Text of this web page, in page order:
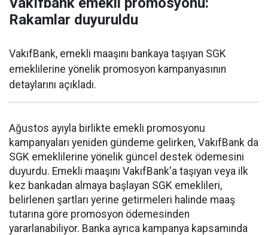
Rakamlar duyuruldu
VakıfBank, emekli maaşını bankaya taşıyan SGK
emeklilerine yönelik promosyon kampanyasının
detaylarını açıkladı.
Ağustos ayıyla birlikte emekli promosyonu
kampanyaları yeniden gündeme gelirken, VakıfBank da
SGK emeklilerine yönelik güncel destek ödemesini
duyurdu. Emekli maaşını VakıfBank'a taşıyan veya ilk
kez bankadan almaya başlayan SGK emeklileri,
belirlenen şartları yerine getirmeleri halinde maaş
tutarına göre promosyon ödemesinden
yararlanabiliyor. Banka ayrıca kampanya kapsamında